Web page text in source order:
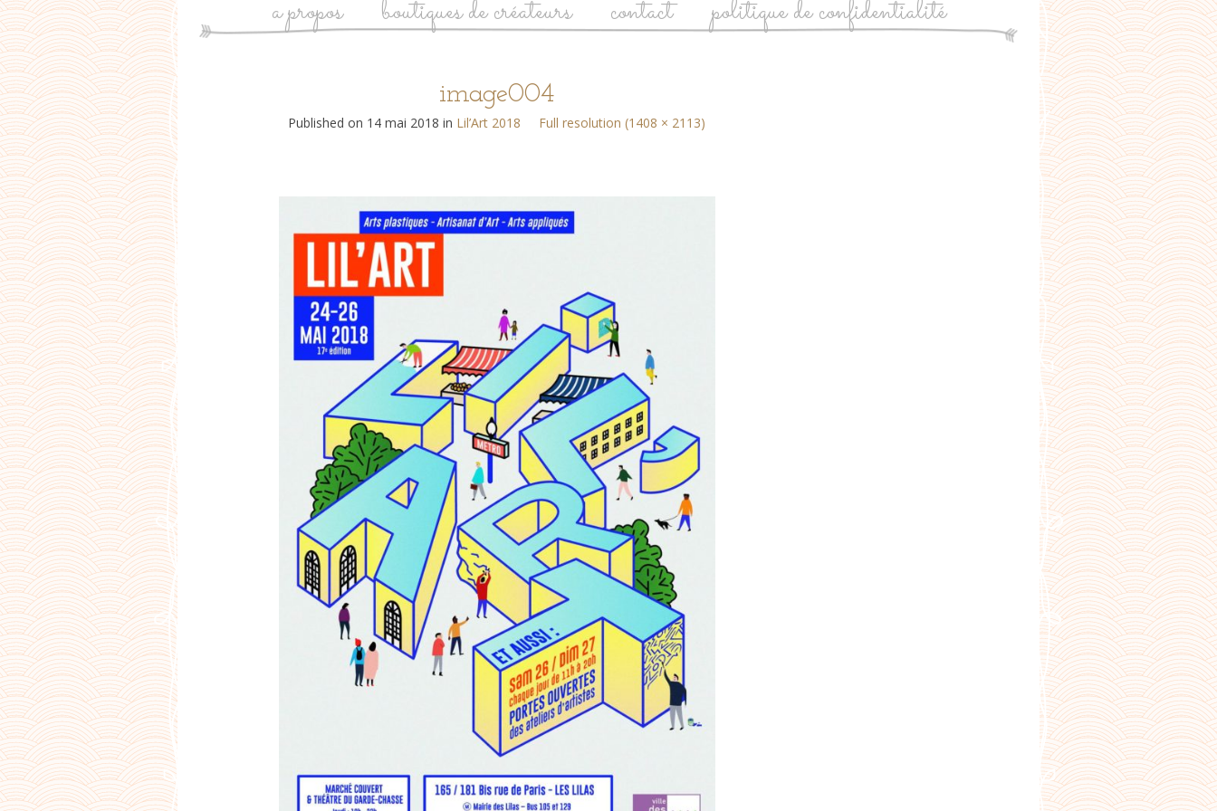
a propos boutiques de créateurs contact politique de confidentialité
image004
Published on 14 mai 2018 in Lil’Art 2018 Full resolution (1408 × 2113)